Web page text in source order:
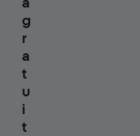
g
r
a
t
u
i
t